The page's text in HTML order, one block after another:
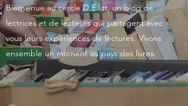
Bienvenue au cercle D.E.litt, un blog de
lectrices et de lecteurs qui partagent avec
vous leurs expériences de lectures. Vivons
ensemble un moment au pays des livres.